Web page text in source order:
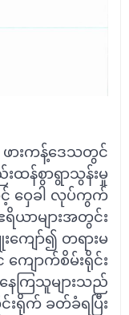
ဖားကန့်ဒေသတွင်
ထန်စွာရွာသွန်းမှု
င့် ဝှေခါ လုပ်ကွက်
ရိယာများအတွင်း
ကျော်၍ တရားမ
ကျောက်စိမ်းရိုင်း
နေကြသူများသည်
းရိုက် ခတ်ခံရပြီး